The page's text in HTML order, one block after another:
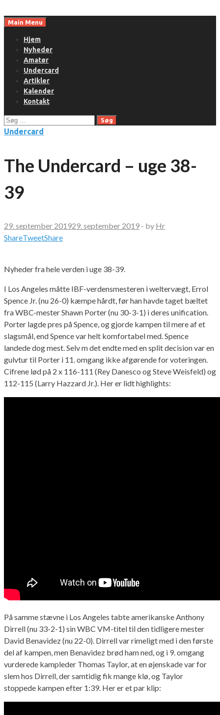
toMain Menu
Hjem
Nyheder
Amatør
Undercard
Artikler
Kalender
Kontakt
Søg
efter:
Undercard
The Undercard – uge 38-
39
29. september 201929. september 2019 - by Hr
ShareTweetShare
Nyheder fra hele verden i uge 38-39.
I Los Angeles måtte IBF-verdensmesteren i weltervægt, Errol
Spence Jr. (nu 26-0) kæmpe hårdt, før han havde taget bæltet
fra WBC-mester Shawn Porter (nu 30-3-1) i deres unification.
Porter lagde pres på Spence, og gjorde kampen til mere af et
slagsmål, end Spence var helt komfortabel med. Spence
landede dog mest. Selv m det endte med en split decision var en
gulvtur til Porter i 11. omgang ikke afgørende for voteringen.
Cifrene lød på 2 x 116-111 (Rey Danesco og Steve Weisfeld) og
112-115 (Larry Hazzard Jr.). Her er lidt highlights:
På samme stævne i Los Angeles tabte amerikanske Anthony
Dirrell (nu 33-2-1) sin WBC VM-titel til den tidligere mester
David Benavidez (nu 22-0). Dirrell var rimeligt med i den første
del af kampen, men Benavidez brød ham ned, og i 9. omgang
vurderede kampleder Thomas Taylor, at en øjenskade var for
slem hos Dirrell, der samtidig fik mange klø, og Taylor
stoppede kampen efter 1:39. Her er et par klip: